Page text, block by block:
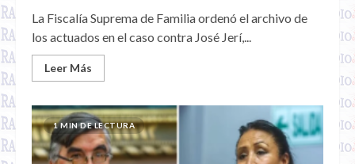
La Fiscalía Suprema de Familia ordenó el archivo de
los actuados en el caso contra José Jerí,...
Leer Más
1 MIN DE LECTURA